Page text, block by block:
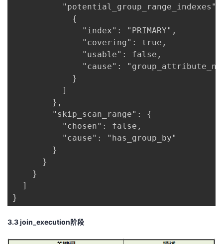
            {
              "index": "PRIMARY",
              "covering": true,
              "usable": false,
"cause":
            }
          ]
        },
        "skip_scan_range": {
          "chosen": false,
          "cause": "has_group_by"
        }
      }
    }
  ]
}
3.3join_execution阶段